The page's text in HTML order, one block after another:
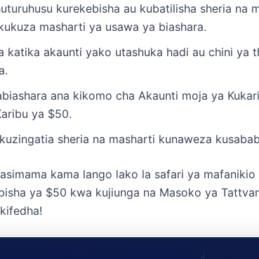
kurekebisha au kubatilisha sheria na
masharti ya usawa ya biashara.
katika akaunti yako utashuka hadi au chini ya
ana kikomo cha Akaunti moja ya
ya $50.
sheria na masharti kunaweza
kama lango lako la safari ya
ya $50 kwa kujiunga na Masoko ya